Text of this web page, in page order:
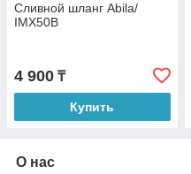
Сливной шланг Abila/
IMX50B
4 900 ₸
Купить
О нас